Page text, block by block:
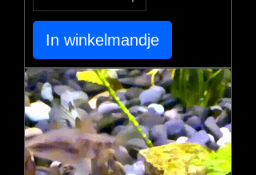
In winkelmandje